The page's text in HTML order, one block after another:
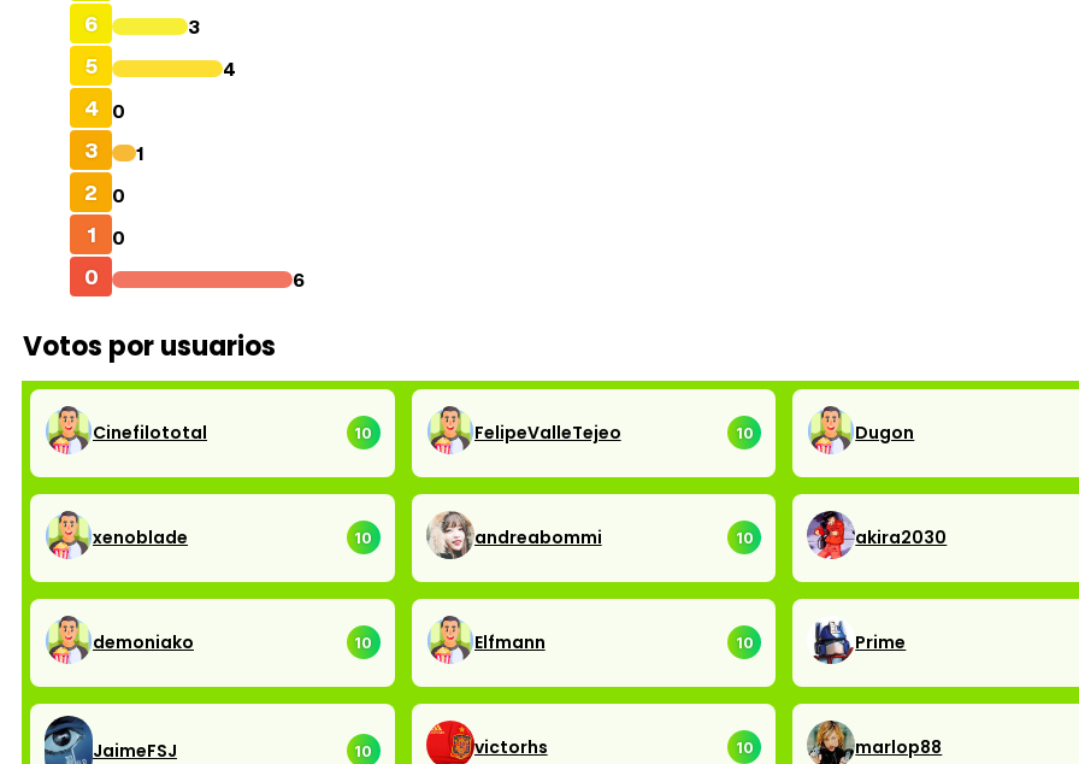
6 3
5 4
4 0
3 1
2 0
1 0
0 6
Votos por usuarios
Cinefilototal 10 FelipeValleTejeo 10 Dugon
xenoblade 10 andreabommi 10 akira2030
demoniako 10 Elfmann 10 Prime
JaimeFSJ 10 victorhs 10 marlop88